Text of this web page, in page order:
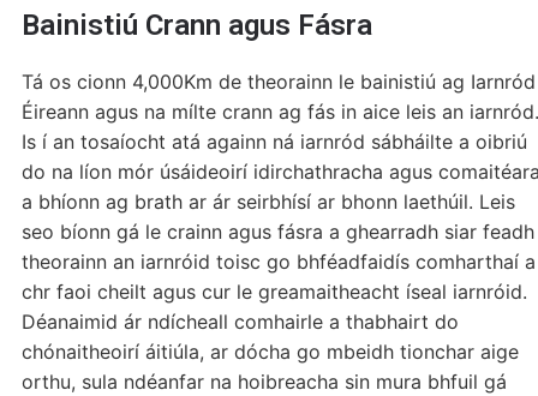
Bainistiú Crann agus Fásra
Tá os cionn 4,000Km de theorainn le bainistiú ag Iarnród
Éireann agus na mílte crann ag fás in aice leis an iarnród.
Is í an tosaíocht atá againn ná iarnród sábháilte a oibriú
do na líon mór úsáideoirí idirchathracha agus
a bhíonn ag brath ar ár seirbhísí ar bhonn laethúil. Leis
seo bíonn gá le crainn agus fásra a ghearradh siar feadh
theorainn an iarnróid toisc go bhféadfaidís comharthaí a
chr faoi cheilt agus cur le greamaitheacht íseal iarnróid.
Déanaimid ár ndícheall comhairle a thabhairt do
chónaitheoirí áitiúla, ar dócha go mbeidh tionchar aige
orthu, sula ndéanfar na hoibreacha sin mura bhfuil gá